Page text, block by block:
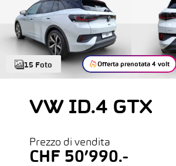
15 Foto Offerta prenotata 4 volt
VW ID.4 GTX
Prezzo di vendita
CHF 50’990.-